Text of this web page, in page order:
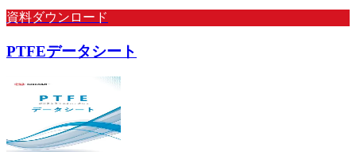
資料ダウンロード
PTFEデータシート